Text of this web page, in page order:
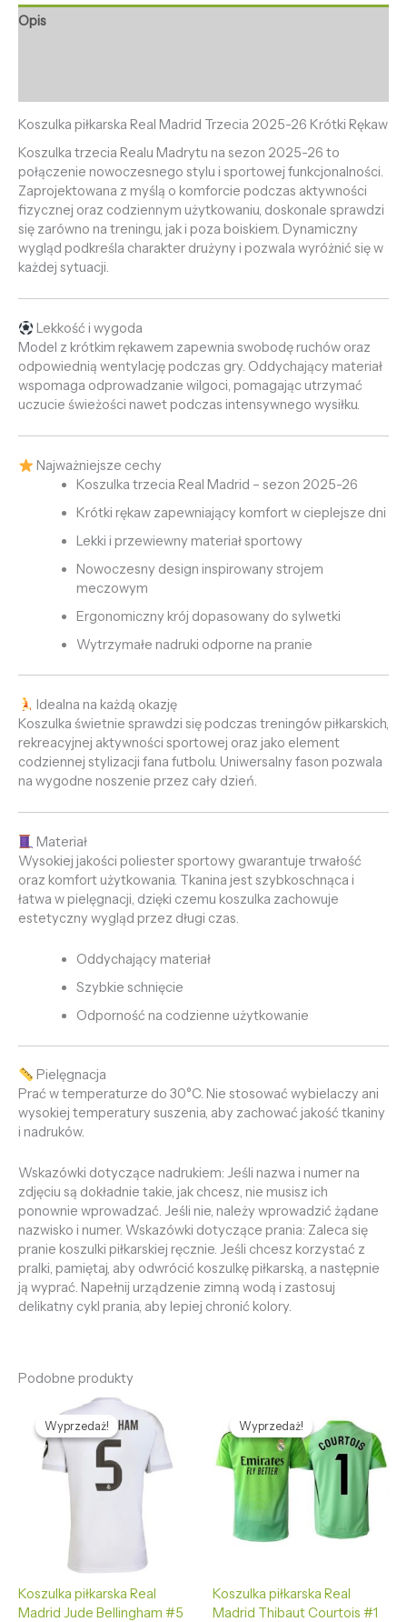
Opis
Koszulka piłkarska Real Madrid Trzecia 2025-26 Krótki Rękaw
Koszulka trzecia Realu Madrytu na sezon 2025-26 to
połączenie nowoczesnego stylu i sportowej funkcjonalności.
Zaprojektowana z myślą o komforcie podczas aktywności
fizycznej oraz codziennym użytkowaniu, doskonale sprawdzi
się zarówno na treningu, jak i poza boiskiem. Dynamiczny
wygląd podkreśla charakter drużyny i pozwala wyróżnić się w
każdej sytuacji.
Lekkość i wygoda
Model z krótkim rękawem zapewnia swobodę ruchów oraz
odpowiednią wentylację podczas gry. Oddychający materiał
wspomaga odprowadzanie wilgoci, pomagając utrzymać
uczucie świeżości nawet podczas intensywnego wysiłku.
Najważniejsze cechy
Koszulka trzecia Real Madrid – sezon 2025-26
Krótki rękaw zapewniający komfort w cieplejsze dni
Lekki i przewiewny materiał sportowy
Nowoczesny design inspirowany strojem
meczowym
Ergonomiczny krój dopasowany do sylwetki
Wytrzymałe nadruki odporne na pranie
Idealna na każdą okazję
Koszulka świetnie sprawdzi się podczas treningów piłkarskich,
rekreacyjnej aktywności sportowej oraz jako element
codziennej stylizacji fana futbolu. Uniwersalny fason pozwala
na wygodne noszenie przez cały dzień.
Materiał
Wysokiej jakości poliester sportowy gwarantuje trwałość
oraz komfort użytkowania. Tkanina jest szybkoschnąca i
łatwa w pielęgnacji, dzięki czemu koszulka zachowuje
estetyczny wygląd przez długi czas.
Oddychający materiał
Szybkie schnięcie
Odporność na codzienne użytkowanie
Pielęgnacja
Prać w temperaturze do 30°C. Nie stosować wybielaczy ani
wysokiej temperatury suszenia, aby zachować jakość tkaniny
i nadruków.
Wskazówki dotyczące nadrukiem: Jeśli nazwa i numer na
zdjęciu są dokładnie takie, jak chcesz, nie musisz ich
ponownie wprowadzać. Jeśli nie, należy wprowadzić żądane
nazwisko i numer. Wskazówki dotyczące prania: Zaleca się
pranie koszulki piłkarskiej ręcznie. Jeśli chcesz korzystać z
pralki, pamiętaj, aby odwrócić koszulkę piłkarską, a następnie
ją wyprać. Napełnij urządzenie zimną wodą i zastosuj
delikatny cykl prania, aby lepiej chronić kolory.
Podobne produkty
Wyprzedaż!
Wyprzedaż!
Koszulka piłkarska Real
Madrid Jude Bellingham #5
Pierwotna
cena
wynosiła:
436,59 zł.
Aktualna
cena
wynosi:
132,65 zł.
Wyprzedaż!
Wyprzedaż!
Koszulka piłkarska Real
Madrid Thibaut Courtois #1
cena
wynosiła:
436,59 zł.
cena
wynosi:
132,65 zł.